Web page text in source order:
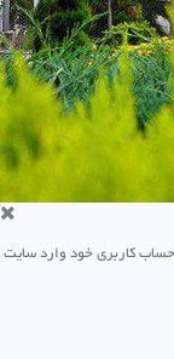
کاربری خود وارد سایت